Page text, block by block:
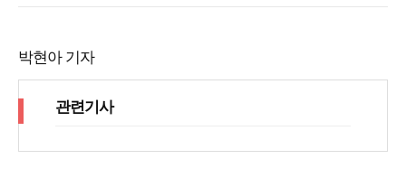
박현아 기자
관련기사